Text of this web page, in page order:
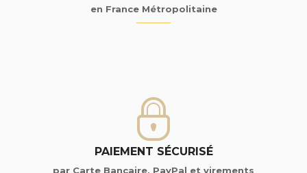
en France Métropolitaine
PAIEMENT SÉCURISÉ
par Carte Bancaire, PayPal et virements